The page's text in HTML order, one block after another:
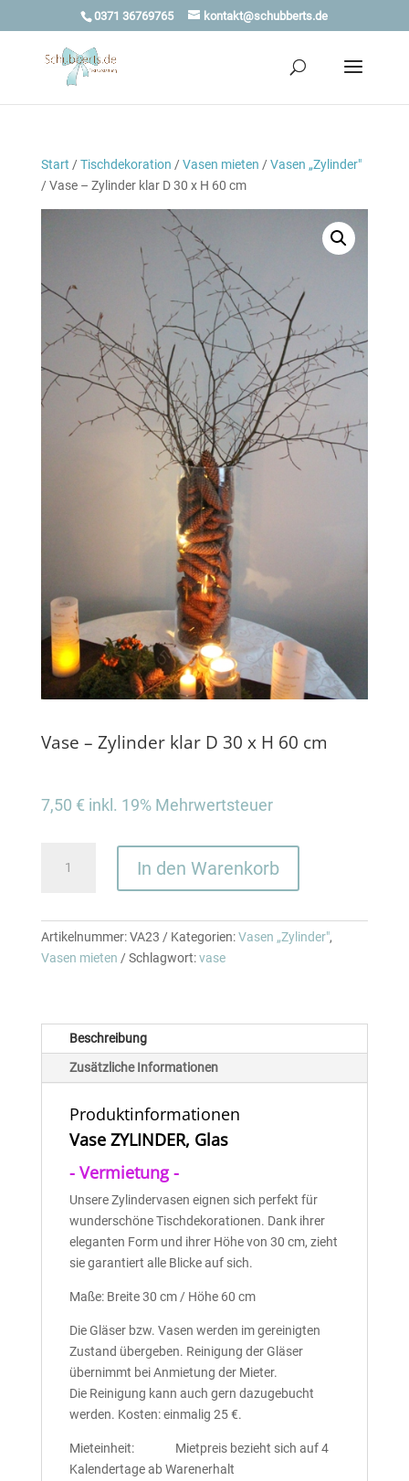
0371 36769765 kontakt@schubberts.de
Start /Tischdekoration /Vasen mieten /Vasen „Zylinder"
/ Vase – Zylinder klar D 30 x H 60 cm
Vase – Zylinder klar D 30 x H 60 cm
7,50 € inkl. 19% Mehrwertsteuer
D
30
Menge
In den Warenkorb
Artikelnummer:VA23 Kategorien:Vasen „Zylinder",
Vasen mieten
Schlagwort:vase
Beschreibung
Zusätzliche Informationen
Produktinformationen
Vase ZYLINDER, Glas
- Vermietung -
Unsere Zylindervasen eignen sich perfekt für
wunderschöne Tischdekorationen. Dank ihrer
eleganten Form und ihrer Höhe von 30 cm, zieht
sie garantiert alle Blicke auf sich.
Maße: Breite 30 cm / Höhe 60 cm
Die Gläser bzw. Vasen werden im gereinigten
Zustand übergeben. Reinigung der Gläser
übernimmt bei Anmietung der Mieter.
Die Reinigung kann auch gern dazugebucht
werden. Kosten: einmalig 25 €.
Mieteinheit: Mietpreis bezieht sich auf 4
Kalendertage ab Warenerhalt